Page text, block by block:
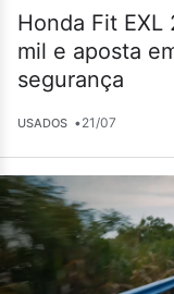
Honda Fit EXL
mil e aposta
segurança
USADOS •21/07